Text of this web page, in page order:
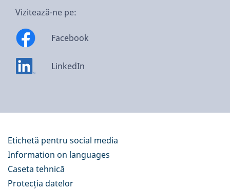
Vizitează-ne pe:
Facebook
LinkedIn
Etichetă pentru social media
Information on languages
Caseta tehnică
Protecția datelor